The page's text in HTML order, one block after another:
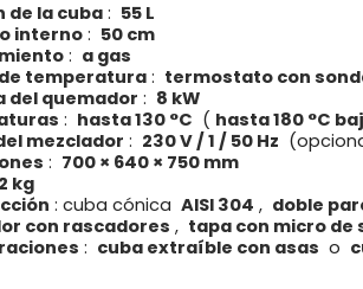
de la cuba : 55 L
interno : 50 cm
: a gas
temperatura : termostato con
del quemador : 8 kW
: hasta 130 °C ( hasta 180 °C
mezclador : 230 V / 1 / 50 Hz
: 700 × 640 × 750 mm
kg
: cuba cónica AISI 304 , doble
con rascadores , tapa con micro de
: cuba extraíble con asas o